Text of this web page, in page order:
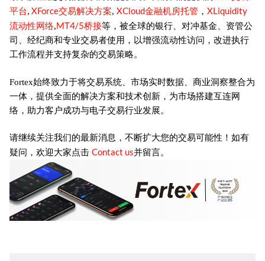
平台, XForce交易解决方案, XCloud金融机房托管 ， XLiquidity
流动性网络,MT4/5桥接等，被全球的银行、对冲基金、资管公
司、经纪商和专业交易者使用，以增强流动性访问，改进执行
工作流程并支持复杂的交易策略。
Fortex始终致力于将交易系统、市场实时数据、商业洞察整合为
一体，提供全面的解决方案和技术创新，为市场搭建互连网
络，助力客户成功与电子交易行业发展。
请继续关注我们的最新消息，不断扩大您的交易可能性！如有
疑问，欢迎大家点击 Contact us并留言。